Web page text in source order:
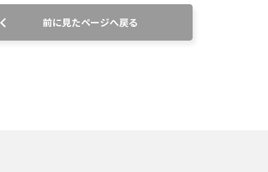
前に見たページへ戻る